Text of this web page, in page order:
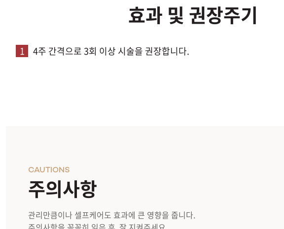
효과 및 권장주기
1 4주 간격으로 3회 이상 시술을 권장합니다.
주의사항
CAUTIONS
관리만큼이나 셀프케어도 효과에 큰 영향을 줍니다.